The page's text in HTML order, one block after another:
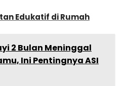
Edukatif di Rumah
2 Bulan Meninggal
Ini Pentingnya ASI